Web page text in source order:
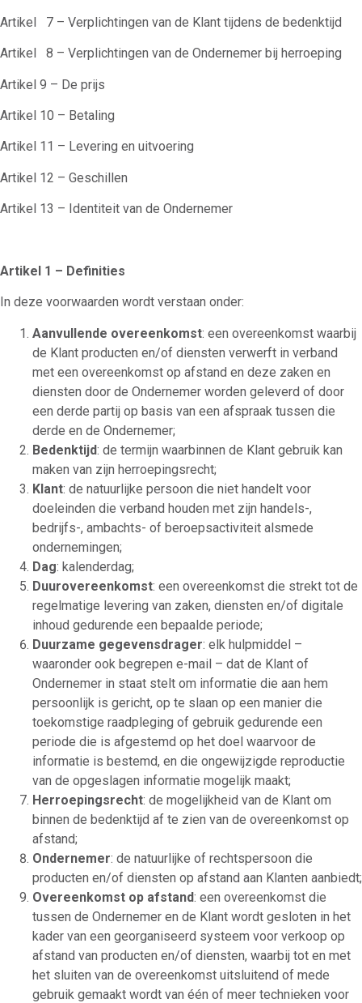
Artikel 7 – Verplichtingen van de Klant tijdens de bedenktijd
Artikel 8 – Verplichtingen van de Ondernemer bij herroeping
Artikel 9 – De prijs
Artikel 10 – Betaling
Artikel 11 – Levering en uitvoering
Artikel 12 – Geschillen
Artikel 13 – Identiteit van de Ondernemer
Artikel 1 – Definities
In deze voorwaarden wordt verstaan onder:
Aanvullende overeenkomst: een overeenkomst waarbij
de Klant producten en/of diensten verwerft in verband
met een overeenkomst op afstand en deze zaken en
diensten door de Ondernemer worden geleverd of door
een derde partij op basis van een afspraak tussen die
derde en de Ondernemer;
Bedenktijd: de termijn waarbinnen de Klant gebruik kan
maken van zijn herroepingsrecht;
Klant: de natuurlijke persoon die niet handelt voor
doeleinden die verband houden met zijn handels-,
bedrijfs-, ambachts- of beroepsactiviteit alsmede
ondernemingen;
Dag: kalenderdag;
Duurovereenkomst: een overeenkomst die strekt tot de
regelmatige levering van zaken, diensten en/of digitale
inhoud gedurende een bepaalde periode;
Duurzame gegevensdrager: elk hulpmiddel –
waaronder ook begrepen e-mail – dat de Klant of
Ondernemer in staat stelt om informatie die aan hem
persoonlijk is gericht, op te slaan op een manier die
toekomstige raadpleging of gebruik gedurende een
periode die is afgestemd op het doel waarvoor de
informatie is bestemd, en die ongewijzigde reproductie
van de opgeslagen informatie mogelijk maakt;
Herroepingsrecht: de mogelijkheid van de Klant om
binnen de bedenktijd af te zien van de overeenkomst op
afstand;
Ondernemer: de natuurlijke of rechtspersoon die
producten en/of diensten op afstand aan Klanten aanbiedt;
Overeenkomst op afstand: een overeenkomst die
tussen de Ondernemer en de Klant wordt gesloten in het
kader van een georganiseerd systeem voor verkoop op
afstand van producten en/of diensten, waarbij tot en met
het sluiten van de overeenkomst uitsluitend of mede
gebruik gemaakt wordt van één of meer technieken voor